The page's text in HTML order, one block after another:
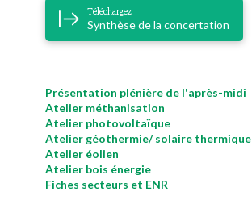
Téléchargez
Synthèse de la concertation
Présentation plénière de l'après-midi
Atelier méthanisation
Atelier photovoltaïque
Atelier géothermie/ solaire thermique
Atelier éolien
Atelier bois énergie
Fiches secteurs et ENR